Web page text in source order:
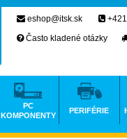
eshop@itsk.sk
Často kladené otázky
PC
KOMPONENTY
PERIFÉRIE